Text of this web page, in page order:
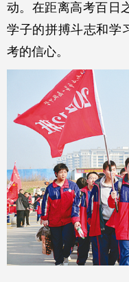
动。在距离高考百日
学子的拼搏斗志和学
考的信心。